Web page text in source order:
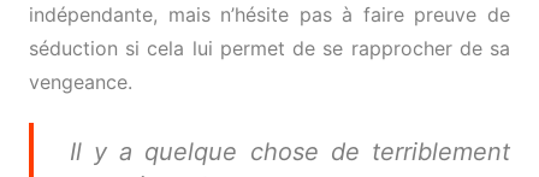
indépendante, mais n’hésite pas à faire preuve de
séduction si cela lui permet de se rapprocher de sa
vengeance.
Il y a quelque chose de terriblement